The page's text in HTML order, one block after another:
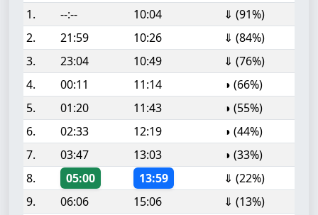
1.
--:-- 10:04
⇓ (91%)
2.
21:59 10:26
⇓ (84%)
3.
23:04 10:49
⇓ (76%)
4.
00:11 11:14
◑ (66%)
5.
01:20 11:43
◑ (55%)
6.
02:33 12:19
◑ (44%)
7.
03:47 13:03
◑ (33%)
8.
05:00 13:59
⇓ (22%)
9.
06:06 15:06
⇓ (13%)